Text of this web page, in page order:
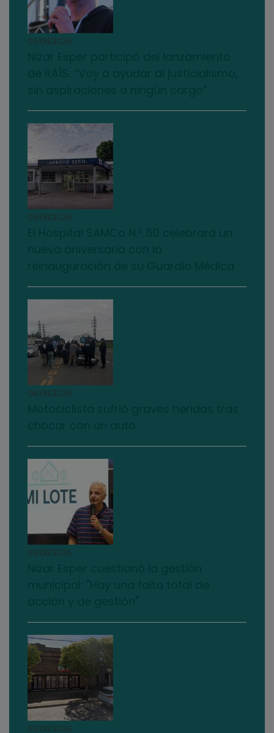
03/08/2026
03/08/2026
04/08/2026
03/08/2026
03/08/2026